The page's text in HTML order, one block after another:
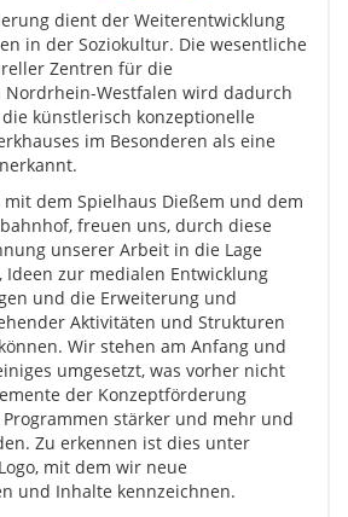
dient der Weiterentwicklung
in der Soziokultur. Die wesentliche
Zentren für die
Westfalen wird dadurch
künstlerisch konzeptionelle
im Besonderen als eine
mit dem Spielhaus Dießem und dem
freuen uns, durch diese
unserer Arbeit in die Lage
Ideen zur medialen Entwicklung
und die Erweiterung und
Aktivitäten und Strukturen
Wir stehen am Anfang und
umgesetzt, was vorher nicht
der Konzeptförderung
stärker und mehr und
Zu erkennen ist dies unter
mit dem wir neue
und Inhalte kennzeichnen.